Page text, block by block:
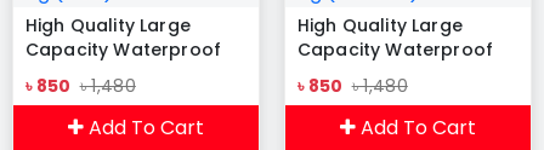
High Quality Large
Capacity Waterproof
Anti-Theft Fashion
Lades Bag (Blue)
৳ 850 ৳ 1,480
Add To Cart
High Quality Large
Capacity Waterproof
Anti-Theft Fashion
Lades Bag (Meroon)
৳ 850 ৳ 1,480
Add To Cart